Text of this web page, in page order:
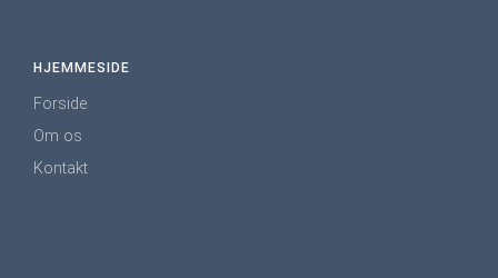
HJEMMESIDE
Forside
Om os
Kontakt